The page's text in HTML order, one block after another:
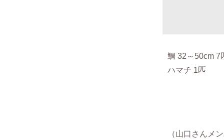
鯛 32～50cm 7
ハマチ 1匹
（山口さんメ